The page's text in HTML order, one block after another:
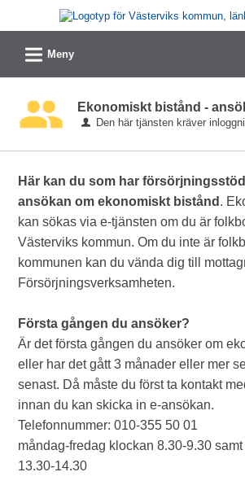
Välkommen
till
tjänster
Västerviks
kommun
L Meny
Ekonomiskt bistånd -
Den här tjänsten kräver
Här kan du som har
ansökan om ekonomiskt bistånd .
kan sökas via e-tjänsten om du är
Västerviks kommun. Om du inte är
kommunen kan du vända dig till
Försörjningsverksamheten.
Första gången du ansöker?
Är det första gången du ansöker om
eller har det gått 3 månader eller mer
senast. Då måste du först ta kontakt
innan du kan skicka in e-ansökan.
Telefonnummer: 010-355 50 01
måndag-fredag klockan 8.30-9.30
13.30-14.30